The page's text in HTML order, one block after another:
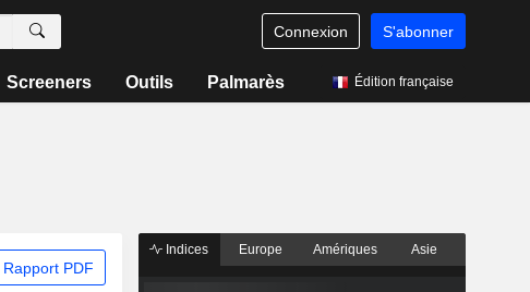
Connexion S'abonner
Screeners Outils Palmarès Édition française
Rapport PDF
Indices Europe Amériques Asie